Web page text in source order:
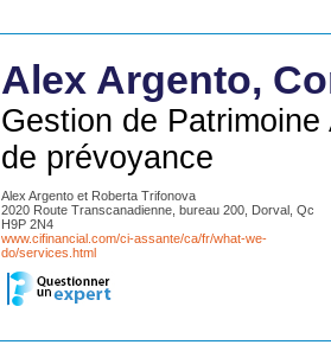
Alex Argento,
Gestion de
de prévoyance
Alex Argento et Roberta Trifonova
2020 Route Transcanadienne, bureau 200, Dorval, Qc
H9P 2N4
www.cifinancial.com/ci-assante/ca/fr/what-we-
do/services.html